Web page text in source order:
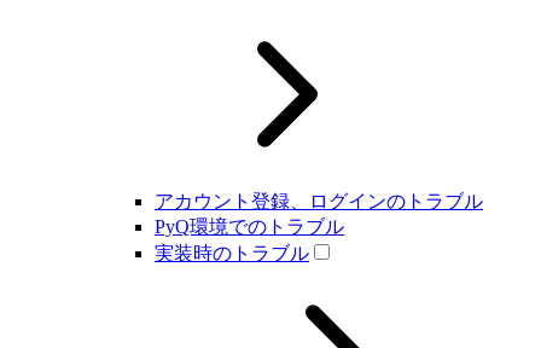
アカウント登録、ログインのトラブル
PyQ環境でのトラブル
実装時のトラブル